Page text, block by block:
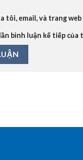
tôi, email, và trang
bình luận kế tiếp của